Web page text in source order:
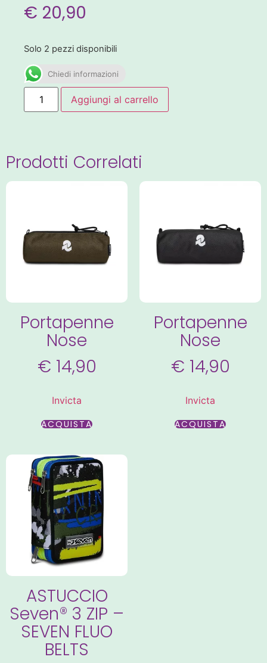
€ 20,90
Solo 2 pezzi disponibili
Chiedi informazioni
Aggiungi al carrello
Prodotti Correlati
Portapenne
Nose
€ 14,90
Invicta
ACQUISTA
Portapenne
Nose
€ 14,90
Invicta
ACQUISTA
ASTUCCIO
Seven® 3 ZIP –
SEVEN FLUO
BELTS